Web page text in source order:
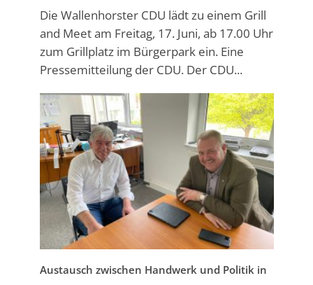
Die Wallenhorster CDU lädt zu einem Grill
and Meet am Freitag, 17. Juni, ab 17.00 Uhr
zum Grillplatz im Bürgerpark ein. Eine
Pressemitteilung der CDU. Der CDU...
Austausch zwischen Handwerk und Politik in